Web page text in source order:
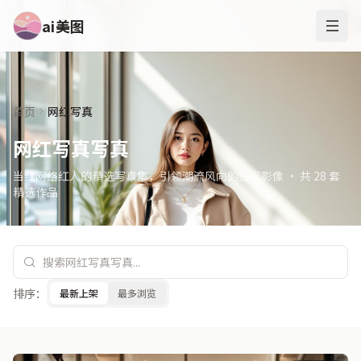
ai美图
首页 网红写真
网红写真写真
当红网络红人的精选写真集，引领潮流风向的独家影像 · 共 28 套
精选作品
排序： 最新上架 最多浏览